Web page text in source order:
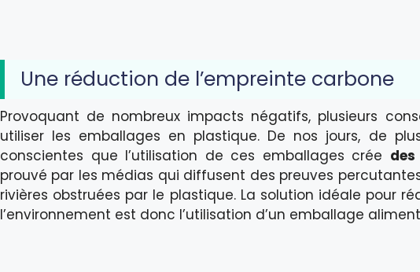
Une réduction de l’empreinte carbone
Provoquant de nombreux impacts négatifs, plusieurs
utiliser les emballages en plastique. De nos jours, de
conscientes que l’utilisation de ces emballages crée
prouvé par les médias qui diffusent des preuves
rivières obstruées par le plastique. La solution idéale pour
l’environnement est donc l’utilisation d’un emballage